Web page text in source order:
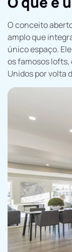
O conceito
amplo que
único espaço.
os famosos lofts,
Unidos por volta